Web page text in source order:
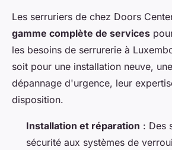
Les serruriers de chez Doors
gamme complète de services
les besoins de serrurerie à
soit pour une installation neuve,
dépannage d'urgence, leur
disposition.
Installation et réparation : Des
sécurité aux systèmes de